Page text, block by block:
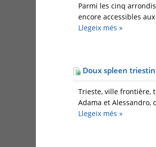
Parmi les cinq
encore accessibles
Llegeix més »
Doux spleen triestin
Trieste, ville frontière,
Adama et Alessandro,
Llegeix més »